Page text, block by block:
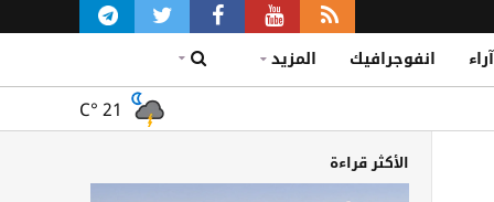
آراء انفوجرافيك المزيد
C° 21
الأكثر قراءة